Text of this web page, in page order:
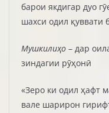
барои якдигар дуо
шахси одил қуввати
Мушкилиҳо – дар
зиндагии рӯҳонӣ
«Зеро ки одил ҳафт
вале шарирон